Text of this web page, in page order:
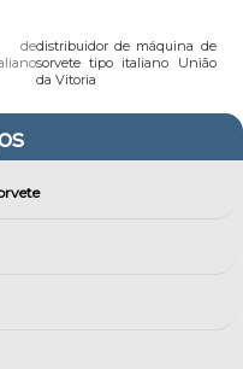
dedistribuidor de máquina de
sorvete tipo italiano União
da Vitoria